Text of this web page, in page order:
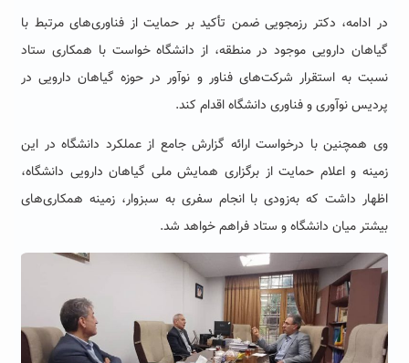
در ادامه، دکتر رزمجویی ضمن تأکید بر حمایت از فناوری‌های مرتبط با
گیاهان دارویی موجود در منطقه، از دانشگاه خواست با همکاری ستاد
نسبت به استقرار شرکت‌های فناور و نوآور در حوزه گیاهان دارویی در
پردیس نوآوری و فناوری دانشگاه اقدام کند.
وی همچنین با درخواست ارائه گزارش جامع از عملکرد دانشگاه در این
زمینه و اعلام حمایت از برگزاری همایش ملی گیاهان دارویی دانشگاه،
اظهار داشت که به‌زودی با انجام سفری به سبزوار، زمینه همکاری‌های
بیشتر میان دانشگاه و ستاد فراهم خواهد شد.